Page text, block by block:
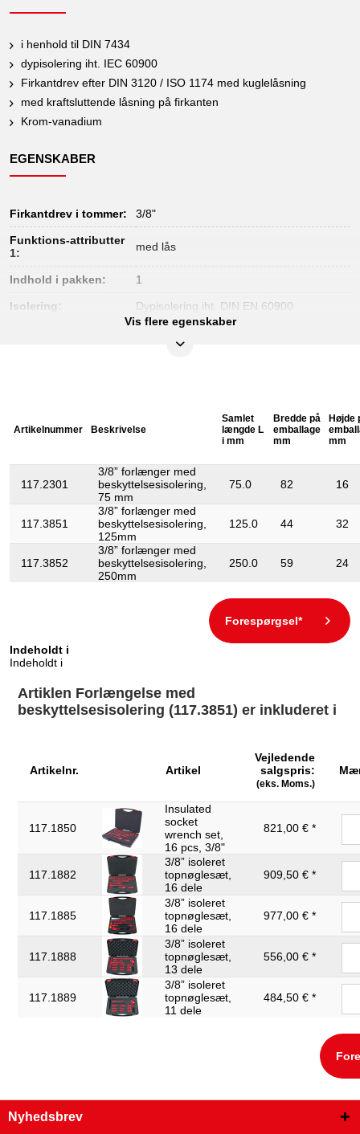
i henhold til DIN 7434
dypisolering iht. IEC 60900
Firkantdrev efter DIN 3120 / ISO 1174 med kuglelåsning
med kraftsluttende låsning på firkanten
Krom-vanadium
EGENSKABER
Firkantdrev i tommer: 3/8"
Funktions-attributter
1:
med lås
Indhold i pakken: 1
Isolering: Dypisolering iht. DIN EN 60900
kan ikke returneres: ja
Vis flere egenskaber
Artikelnummer Beskrivelse
Samlet
længde L
i mm
Bredde på
emballage
mm
Højde
mm
117.2301
3/8” forlænger med
beskyttelsesisolering,
75 mm
75.0 82 16
117.3851
3/8” forlænger med
beskyttelsesisolering,
125mm
125.0 44 32
117.3852
3/8” forlænger med
beskyttelsesisolering,
250mm
250.0 59 24
Forespørgsel*
Indeholdt i
Indeholdt i
Artiklen Forlængelse med
beskyttelsesisolering (117.3851) er inkluderet i
Artikelnr. Artikel
Vejledende
salgspris:
(eks. Moms.)
117.1850
Insulated
socket
wrench set,
16 pcs, 3/8"
821,00 € *
117.1882
3/8” isoleret
topnøglesæt,
16 dele
909,50 € *
117.1885
3/8” isoleret
topnøglesæt,
16 dele
977,00 € *
117.1888
3/8” isoleret
topnøglesæt,
13 dele
556,00 € *
117.1889
3/8” isoleret
topnøglesæt,
11 dele
484,50 € *
Nyhedsbrev